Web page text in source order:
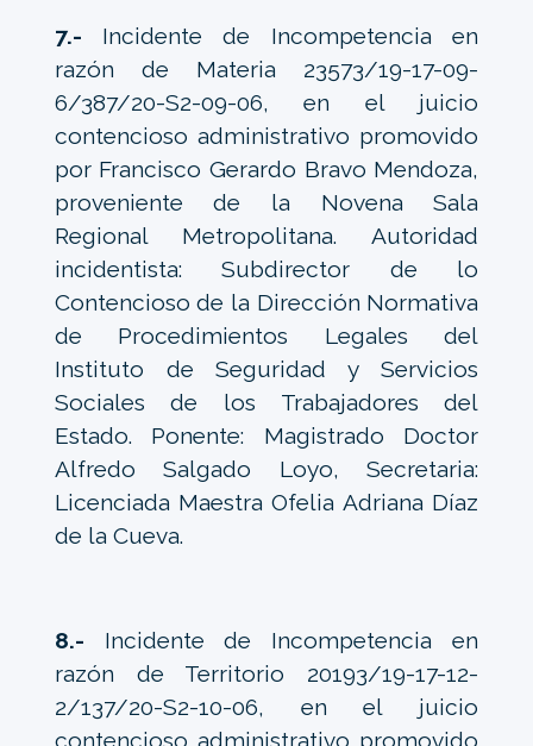
7.- Incidente de Incompetencia en
razón de Materia 23573/19-17-09-
6/387/20-S2-09-06, en el juicio
contencioso administrativo promovido
por Francisco Gerardo Bravo Mendoza,
proveniente de la Novena Sala
Regional Metropolitana. Autoridad
incidentista: Subdirector de lo
Contencioso de la Dirección Normativa
de Procedimientos Legales del
Instituto de Seguridad y Servicios
Sociales de los Trabajadores del
Estado. Ponente: Magistrado Doctor
Alfredo Salgado Loyo, Secretaria:
Licenciada Maestra Ofelia Adriana Díaz
de la Cueva.
8.- Incidente de Incompetencia en
razón de Territorio 20193/19-17-12-
2/137/20-S2-10-06, en el juicio
contencioso administrativo promovido